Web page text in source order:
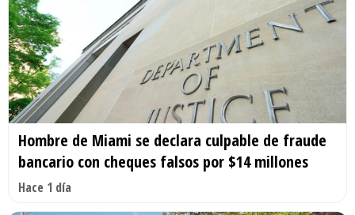
Hombre de Miami se declara culpable de fraude
bancario con cheques falsos por $14 millones
Hace 1 día